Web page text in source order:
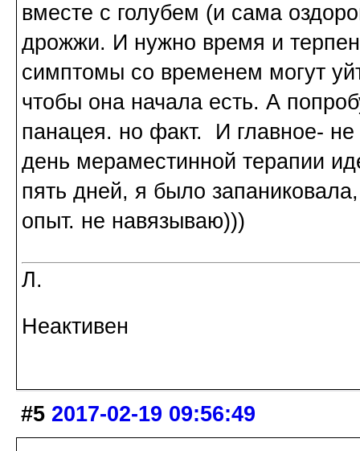
вместе с голубем (и сама
дрожжи. И нужно время и
симптомы со временем могут
чтобы она начала есть. А
панацея. но факт. И главное-
день мераместинной терапии
пять дней, я было
опыт. не навязываю)))
Л.
Неактивен
#5 2017-02-19 09:56:49